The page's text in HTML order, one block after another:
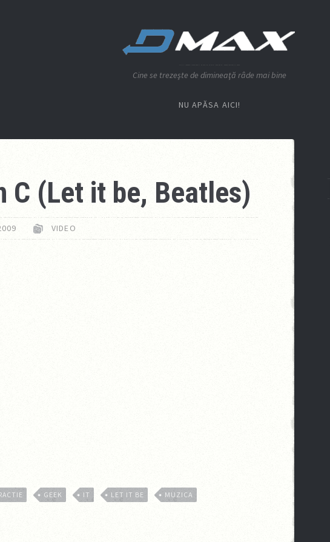
Cine se trezeşte de dimineaţă râde mai bine
NU APĂSA AICI!
C (Let it be, Beatles)
VIDEO
GEEK IT LET IT BE MUZICA